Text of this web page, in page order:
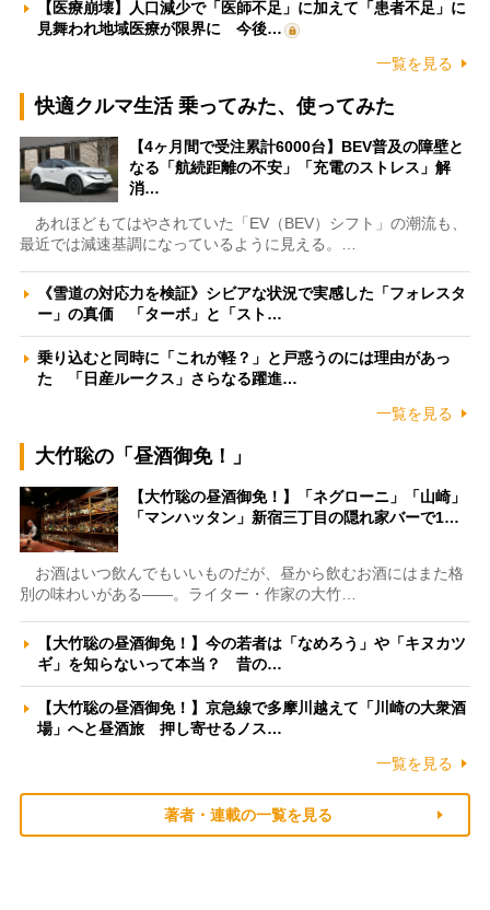
【医療崩壊】人口減少で「医師不足」に加えて「患者不足」に
見舞われ地域医療が限界に 今後…
一覧を見る
快適クルマ生活 乗ってみた、使ってみた
【4ヶ月間で受注累計6000台】BEV普及の障壁と
なる「航続距離の不安」「充電のストレス」解
消…
あれほどもてはやされていた「EV（BEV）シフト」の潮流も、
最近では減速基調になっているように見える。…
《雪道の対応力を検証》シビアな状況で実感した「フォレスタ
ー」の真価 「ターボ」と「スト…
乗り込むと同時に「これが軽？」と戸惑うのには理由があっ
た 「日産ルークス」さらなる躍進…
一覧を見る
大竹聡の「昼酒御免！」
【大竹聡の昼酒御免！】「ネグローニ」「山崎」
「マンハッタン」新宿三丁目の隠れ家バーで1…
お酒はいつ飲んでもいいものだが、昼から飲むお酒にはまた格
別の味わいがある――。ライター・作家の大竹…
【大竹聡の昼酒御免！】今の若者は「なめろう」や「キヌカツ
ギ」を知らないって本当？ 昔の…
【大竹聡の昼酒御免！】京急線で多摩川越えて「川崎の大衆酒
場」へと昼酒旅 押し寄せるノス…
一覧を見る
著者・連載の一覧を見る